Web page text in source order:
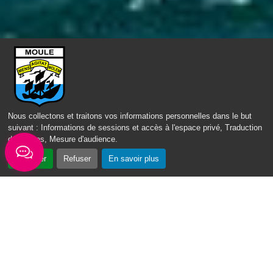
Nous collectons et traitons vos informations personnelles dans le but
suivant :
Informations de sessions et accès à l'espace privé, Traduction
des pages, Mesure d'audience.
Accepter Refuser En savoir plus